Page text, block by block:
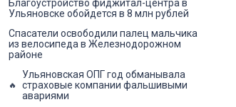
Благоустройство фиджитал-центра в
Ульяновске обойдется в 8 млн рублей
Спасатели освободили палец мальчика
из велосипеда в Железнодорожном
районе
Ульяновская ОПГ год обманывала
страховые компании фальшивыми
авариями